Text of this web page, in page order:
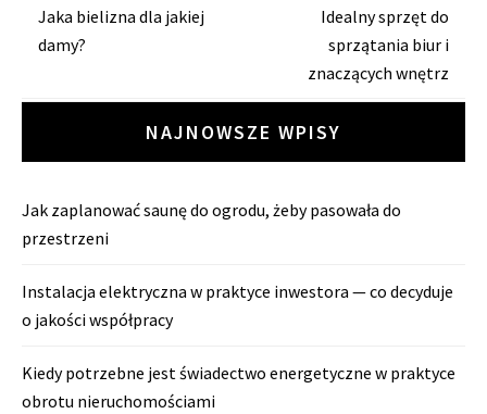
Zobacz
wpisy
Jaka bielizna dla jakiej
damy?
Idealny sprzęt do
sprzątania biur i
znaczących wnętrz
NAJNOWSZE WPISY
Jak zaplanować saunę do ogrodu, żeby pasowała do
przestrzeni
Instalacja elektryczna w praktyce inwestora — co decyduje
o jakości współpracy
Kiedy potrzebne jest świadectwo energetyczne w praktyce
obrotu nieruchomościami